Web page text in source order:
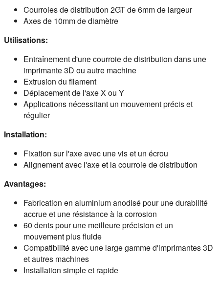
Courroies de distribution 2GT de 6mm de largeur
Axes de 10mm de diamètre
Utilisations:
Entraînement d'une courroie de distribution dans une
imprimante 3D ou autre machine
Extrusion du filament
Déplacement de l'axe X ou Y
Applications nécessitant un mouvement précis et
régulier
Installation:
Fixation sur l'axe avec une vis et un écrou
Alignement avec l'axe et la courroie de distribution
Avantages:
Fabrication en aluminium anodisé pour une durabilité
accrue et une résistance à la corrosion
60 dents pour une meilleure précision et un
mouvement plus fluide
Compatibilité avec une large gamme d'imprimantes 3D
et autres machines
Installation simple et rapide